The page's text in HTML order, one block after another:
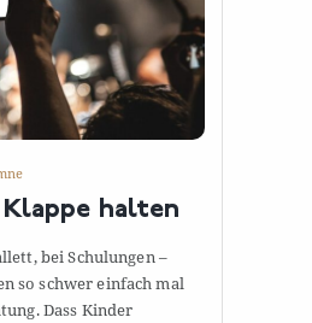
halten
bei Schulungen –
so schwer einfach mal
Dass Kinder